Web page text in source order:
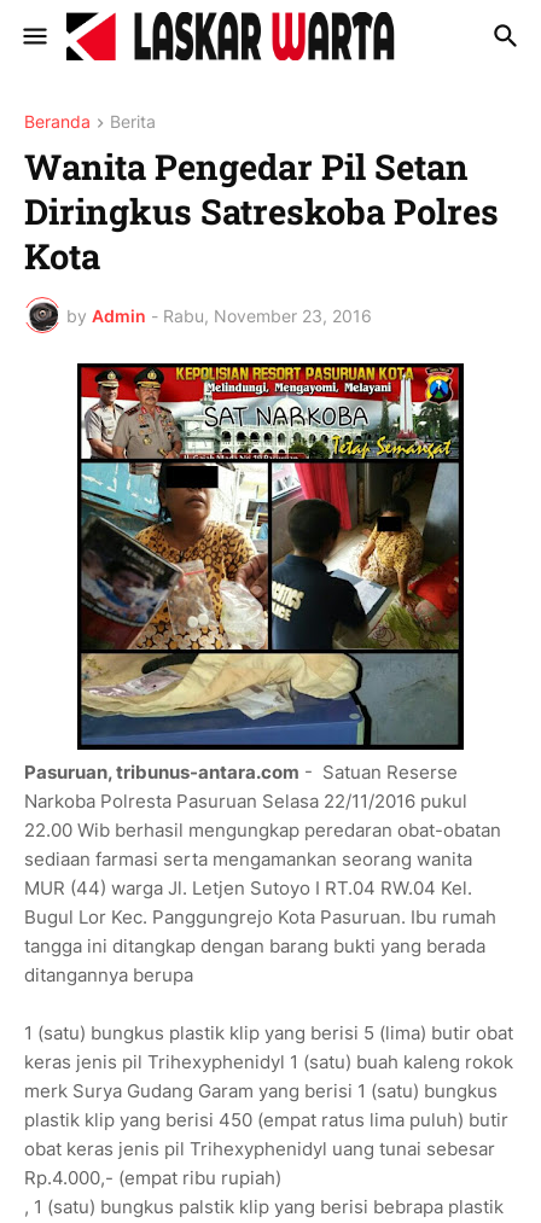
Beranda Berita
Wanita Pengedar Pil Setan
Diringkus Satreskoba Polres
Kota
by Admin - Rabu, November 23, 2016
Pasuruan, tribunus-antara.com - Satuan Reserse
Narkoba Polresta Pasuruan Selasa 22/11/2016 pukul
22.00 Wib berhasil mengungkap peredaran obat-obatan
sediaan farmasi serta mengamankan seorang wanita
MUR (44) warga Jl. Letjen Sutoyo I RT.04 RW.04 Kel.
Bugul Lor Kec. Panggungrejo Kota Pasuruan. Ibu rumah
tangga ini ditangkap dengan barang bukti yang berada
ditangannya berupa
1 (satu) bungkus plastik klip yang berisi 5 (lima) butir obat
keras jenis pil Trihexyphenidyl 1 (satu) buah kaleng rokok
merk Surya Gudang Garam yang berisi 1 (satu) bungkus
plastik klip yang berisi 450 (empat ratus lima puluh) butir
obat keras jenis pil Trihexyphenidyl uang tunai sebesar
Rp.4.000,- (empat ribu rupiah)
, 1 (satu) bungkus palstik klip yang berisi bebrapa plastik